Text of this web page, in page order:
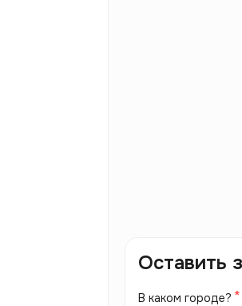
Оставить
В каком городе?